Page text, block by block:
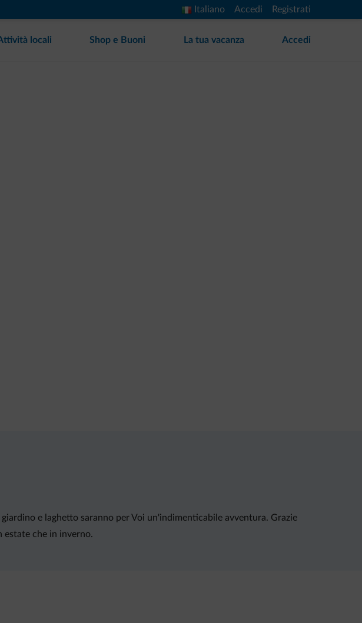
Italiano Accedi Registrati
locali Shop e Buoni La tua vacanza Accedi
e laghetto saranno per Voi un'indimenticabile avventura. Grazie
estate che in inverno.